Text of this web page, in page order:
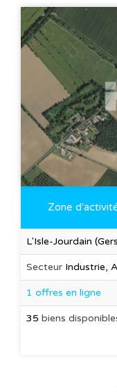
Zone
L'Isle-Jourdain
Secteur Industrie,
1 offres en ligne
35 biens